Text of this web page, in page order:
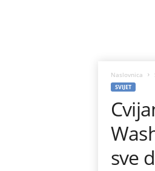
Naslovnica
SVIJET
sve